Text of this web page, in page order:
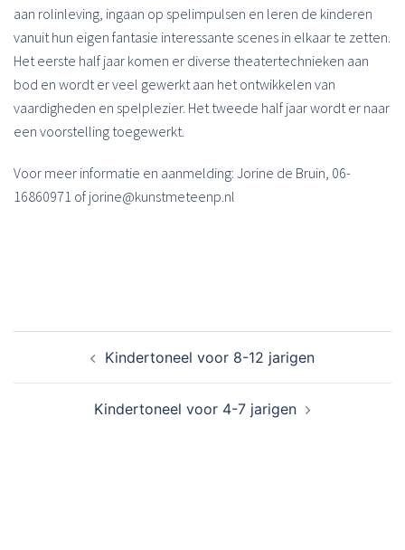
aan rolinleving, ingaan op spelimpulsen en leren de kinderen
vanuit hun eigen fantasie interessante scenes in elkaar te zetten.
Het eerste half jaar komen er diverse theatertechnieken aan
bod en wordt er veel gewerkt aan het ontwikkelen van
vaardigheden en spelplezier. Het tweede half jaar wordt er naar
een voorstelling toegewerkt.
Voor meer informatie en aanmelding: Jorine de Bruin, 06-
16860971 of jorine@kunstmeteenp.nl
navigatie
Kindertoneel voor 8-12 jarigen
Kindertoneel voor 4-7 jarigen